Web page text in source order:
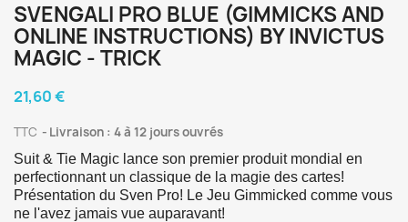
SVENGALI PRO BLUE (GIMMICKS AND
ONLINE INSTRUCTIONS) BY INVICTUS
MAGIC - TRICK
21,60 €
TTC Livraison : 4 à 12 jours ouvrés
Suit & Tie Magic lance son premier produit mondial en
perfectionnant un classique de la magie des cartes!
Présentation du Sven Pro! Le Jeu Gimmicked comme vous
ne l'avez jamais vue auparavant!